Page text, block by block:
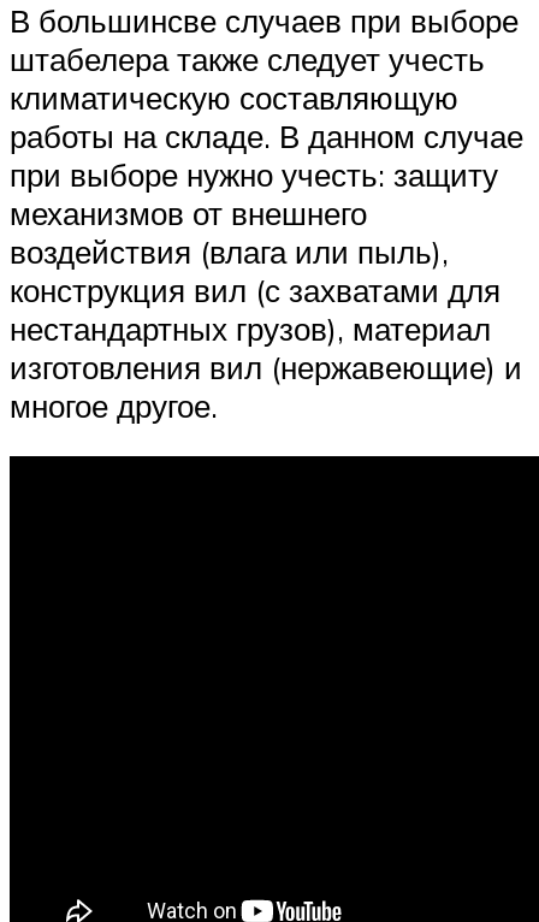
В большинсве случаев при выборе
штабелера также следует учесть
климатическую составляющую
работы на складе. В данном случае
при выборе нужно учесть: защиту
механизмов от внешнего
воздействия (влага или пыль),
конструкция вил (с захватами для
нестандартных грузов), материал
изготовления вил (нержавеющие) и
многое другое.